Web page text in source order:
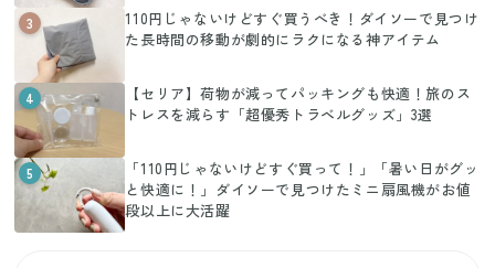
3
110円じゃないけどすぐ買うべき！ダイソーで見つけ
た長時間の移動が劇的にラクになる神アイテム
4
【セリア】荷物が減ってパッキングも快適！旅のス
トレスを減らす「超優秀トラベルグッズ」3選
5
「110円じゃないけどすぐ買って！」「暑い日がグッ
と快適に！」ダイソーで見つけたミニ扇風機がお値
段以上に大活躍